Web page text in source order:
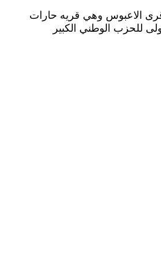
قرى الاعبوس وهي قريه حارات
للحزب الوطني الكبير